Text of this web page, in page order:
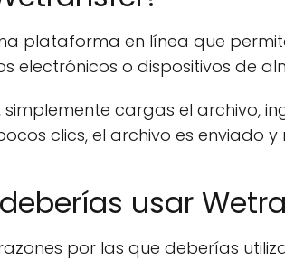
plataforma en línea que
electrónicos o dispositivos de
simplemente cargas el archivo,
clics, el archivo es enviado
usar
por las que deberías